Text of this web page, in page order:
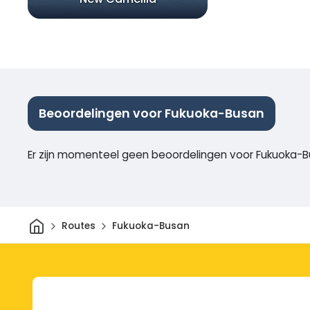
Beoordelingen voor Fukuoka-Busan
Er zijn momenteel geen beoordelingen voor Fukuoka-
ThuisRoutes Fukuoka-Busan